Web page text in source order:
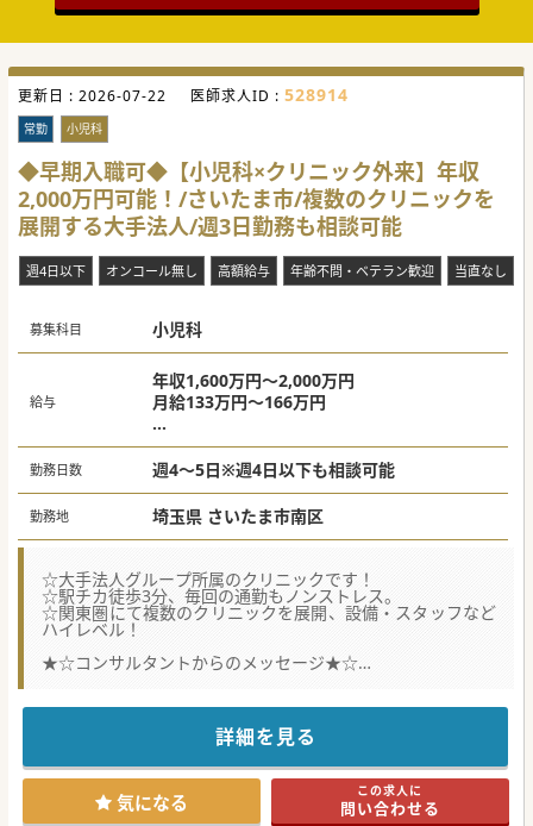
更新日 : 2026-07-22 医師求人ID : 528914
常勤 小児科
◆早期入職可◆【小児科×クリニック外来】年収
2,000万円可能！/さいたま市/複数のクリニックを
展開する大手法人/週3日勤務も相談可能
週4日以下 オンコール無し 高額給与 年齢不問・ベテラン歓迎 当直なし
募集科目 小児科
給与
年収1,600万円～2,000万円
月給133万円～166万円
※上記は週4日～5日の給与目安です。
※週3日の場合は年収1,000万円～相談可
※専門医・スキル・人柄により面接の上決定
いたします。
勤務日数 週4～5日※週4日以下も相談可能
勤務地 埼玉県 さいたま市南区
☆大手法人グループ所属のクリニックです！
☆駅チカ徒歩3分、毎回の通勤もノンストレス。
☆関東圏にて複数のクリニックを展開、設備・スタッフなど
ハイレベル！
★☆コンサルタントからのメッセージ★☆
大手法人グループにて、法人がフルバックアップ、スタッフ
ドクターは診療に専念ができる環境です。
駅からも近く、通勤がし易い立地なのも魅力です♪
勤務曜日や時間も調整が可能ですので、私生活に合わせたメ
リハリのある勤務が可能です。
まずはお気軽にお問合せください。
#秋入職可
詳細を見る
気になる この求人に
問い合わせる